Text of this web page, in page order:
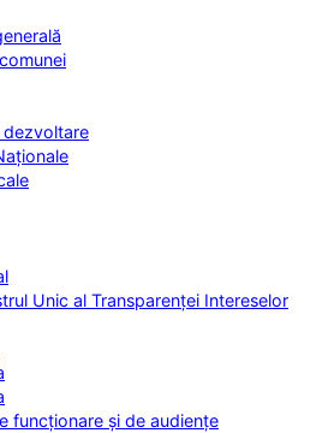
dezvoltare
Unic al Transparenței Intereselor
funcționare și de audiențe